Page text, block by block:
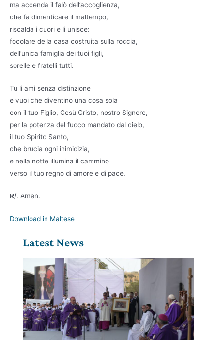
ma accenda il falò dell’accoglienza,
che fa dimenticare il maltempo,
riscalda i cuori e li unisce:
focolare della casa costruita sulla roccia,
dell’unica famiglia dei tuoi figli,
sorelle e fratelli tutti.
Tu li ami senza distinzione
e vuoi che diventino una cosa sola
con il tuo Figlio, Gesù Cristo, nostro Signore,
per la potenza del fuoco mandato dal cielo,
il tuo Spirito Santo,
che brucia ogni inimicizia,
e nella notte illumina il cammino
verso il tuo regno di amore e di pace.
R/. Amen.
Download in Maltese
Latest News